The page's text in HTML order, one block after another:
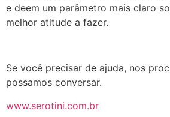
e deem um parâmetro mais claro
melhor atitude a fazer.
Se você precisar de ajuda, nos
possamos conversar.
www.serotini.com.br